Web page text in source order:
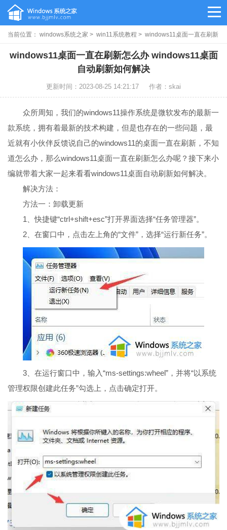
当前位置： windows系统之家 > win11系统教程 > windows11桌面一直在刷新
怎么办
windows11桌面一直在刷新怎么办 windows11桌面
自动刷新如何解决
更新时间：2023-08-25 14:21:17 作者：skai
众所周知，我们的windows11操作系统是微软发布的最新一
款系统，拥有着最新的技术构建，但是也存在的一些问题，最
近就有小伙伴反馈说自己的windows11的桌面一直在刷新，不知
道怎么办，那么windows11桌面一直在刷新怎么办呢？接下来小
编就带着大家一起来看看windows11桌面自动刷新如何解决。
解决方法：
方法一：卸载更新
1、快捷键“ctrl+shift+esc”打开界面选择“任务管理器”。
2、在窗口中，点击左上角的“文件”，选择“运行新任务”。
3、在运行窗口中，输入“ms-settings:wheel”，并将“以系统
管理权限创建此任务”勾选上，点击确定打开。